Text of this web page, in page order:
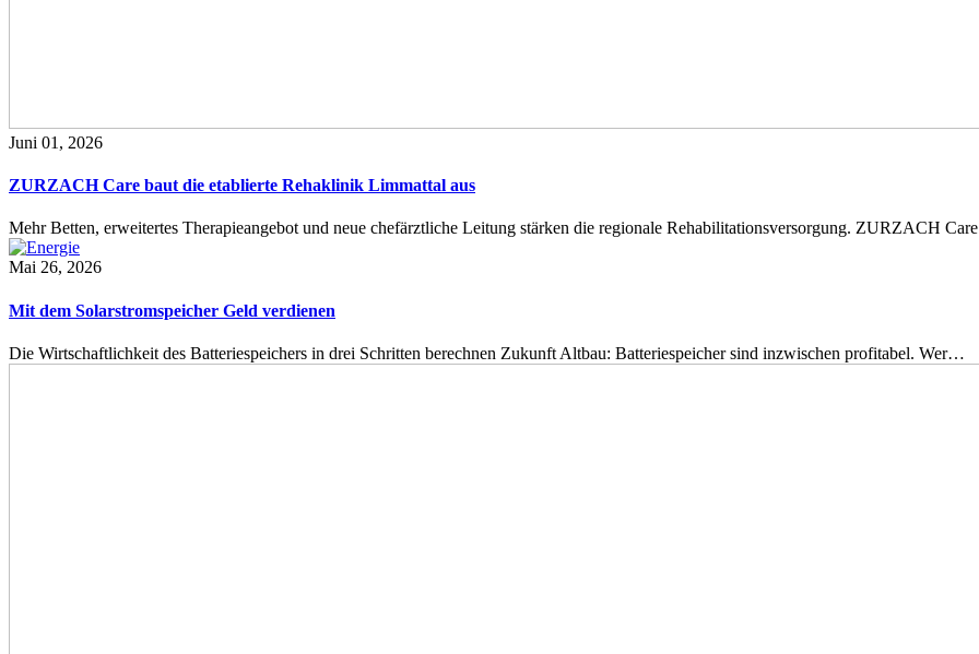
Juni 01, 2026
ZURZACH Care baut die etablierte Rehaklinik Limmattal aus
Mehr Betten, erweitertes Therapieangebot und neue chefärztliche Leitung stärken die regionale Rehabilitationsversorgung. ZURZACH
Mai 26, 2026
Mit dem Solarstromspeicher Geld verdienen
Die Wirtschaftlichkeit des Batteriespeichers in drei Schritten berechnen Zukunft Altbau: Batteriespeicher sind inzwischen profitabel. Wer…